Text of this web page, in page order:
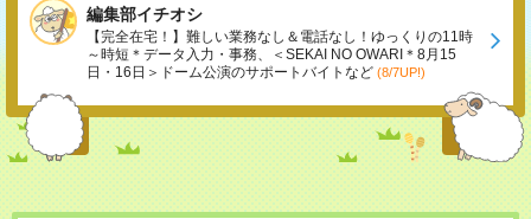
編集部イチオシ
【完全在宅！】難しい業務なし＆電話なし！ゆっくりの11時
～時短＊データ入力・事務、＜SEKAI NO OWARI＊8月15
日・16日＞ドーム公演のサポートバイトなど (8/7UP!)